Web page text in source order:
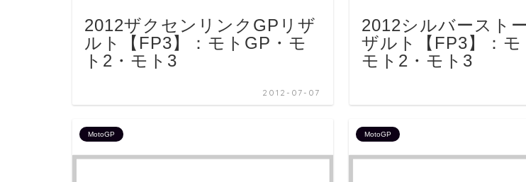
2012ザクセンリンクGPリザ
ルト【FP3】：モトGP・モ
ト2・モト3
2012-07-07
2012シルバースト
ザルト【FP3】：モ
モト2・モト3
MotoGP MotoGP